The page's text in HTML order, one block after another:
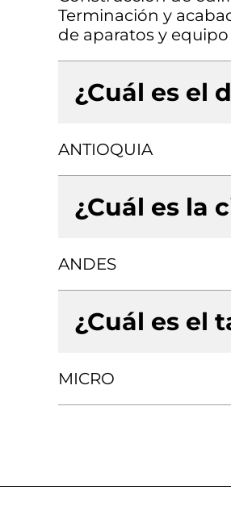
Terminación y
de aparatos y
¿Cuál es el
ANTIOQUIA
¿Cuál es la
ANDES
¿Cuál es el
MICRO